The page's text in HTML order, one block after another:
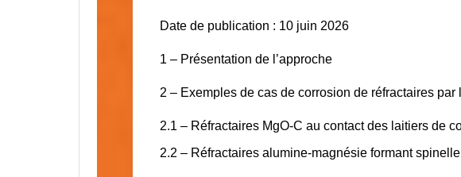
Date de publication : 10 juin 2026
1 – Présentation de l’approche
2 – Exemples de cas de corrosion de réfractaires
2.1 – Réfractaires MgO-C au contact des laitiers de
2.2 – Réfractaires alumine-magnésie formant